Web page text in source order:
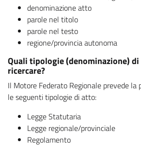
denominazione atto
parole nel titolo
parole nel testo
regione/provincia autonoma
Quali tipologie (denominazione)
ricercare?
Il Motore Federato Regionale prevede la
le seguenti tipologie di atto:
Legge Statutaria
Legge regionale/provinciale
Regolamento